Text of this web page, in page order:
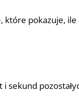
pokazuje, ile
sekund